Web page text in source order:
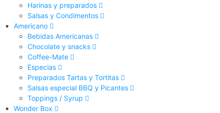
Harinas y preparados
Salsas y Condimentos
Americano
Bebidas Americanas
Chocolate y snacks
Coffee-Mate
Especias
Preparados Tartas y Tortitas
Salsas especial BBQ y Picantes
Toppings / Syrup
Wonder Box